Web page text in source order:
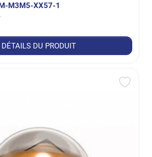
M3M5-XX57-1
DÉTAILS DU PRODUIT